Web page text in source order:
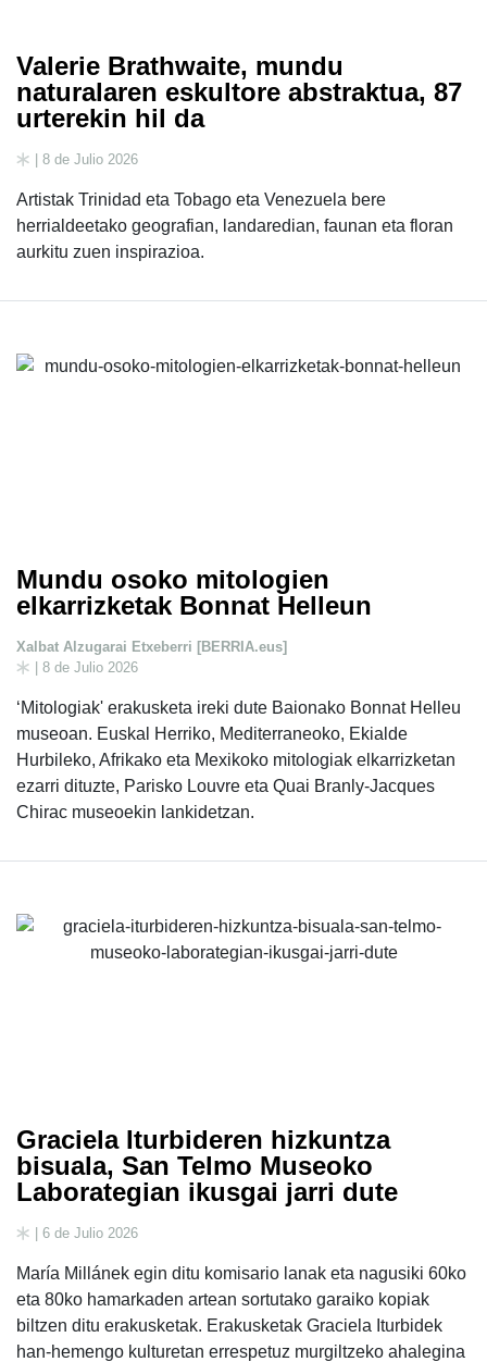
Valerie Brathwaite, mundu
naturalaren eskultore abstraktua, 87
urterekin hil da
| 8 de Julio 2026
Artistak Trinidad eta Tobago eta Venezuela bere
herrialdeetako geografian, landaredian, faunan eta floran
aurkitu zuen inspirazioa.
Mundu osoko mitologien
elkarrizketak Bonnat Helleun
Xalbat Alzugarai Etxeberri [BERRIA.eus]
| 8 de Julio 2026
‘Mitologiak' erakusketa ireki dute Baionako Bonnat Helleu
museoan. Euskal Herriko, Mediterraneoko, Ekialde
Hurbileko, Afrikako eta Mexikoko mitologiak elkarrizketan
ezarri dituzte, Parisko Louvre eta Quai Branly-Jacques
Chirac museoekin lankidetzan.
Graciela Iturbideren hizkuntza
bisuala, San Telmo Museoko
Laborategian ikusgai jarri dute
| 6 de Julio 2026
María Millánek egin ditu komisario lanak eta nagusiki 60ko
eta 80ko hamarkaden artean sortutako garaiko kopiak
biltzen ditu erakusketak. Erakusketak Graciela Iturbidek
han-hemengo kulturetan errespetuz murgiltzeko ahalegina